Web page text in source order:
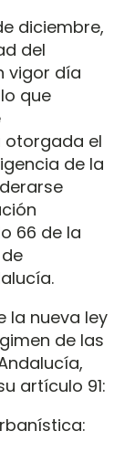
diciembre,
del
vigor día
que
otorgada el
de la
66 de la
la nueva ley
de las
artículo 91: